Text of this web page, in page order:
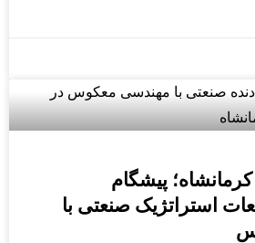
پیشگام
استراتژیک صنعتی با